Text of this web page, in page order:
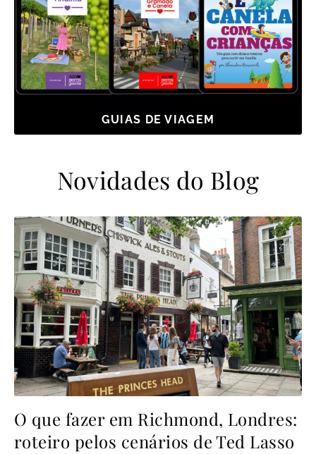
GUIAS DE VIAGEM
Novidades do Blog
O que fazer em Richmond, Londres:
roteiro pelos cenários de Ted Lasso